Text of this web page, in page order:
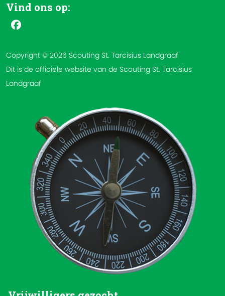
Vind ons op:
Copyright © 2026 Scouting St. Tarcisius Landgraaf
Dit is de officiële website van de Scouting St. Tarcisius
Landgraaf